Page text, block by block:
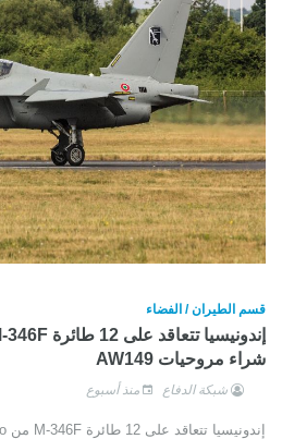
قسم الطيران / الفضاء
شراء مروحيات AW149
شبكة الدفاع منذ أسبوع